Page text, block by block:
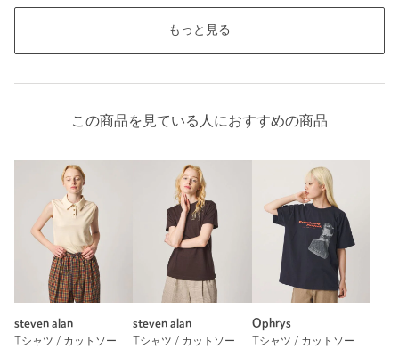
もっと見る
この商品を見ている人におすすめの商品
steven alan
Tシャツ / カットソー
steven alan
Tシャツ / カットソー
Ophrys
Tシャツ / カットソー